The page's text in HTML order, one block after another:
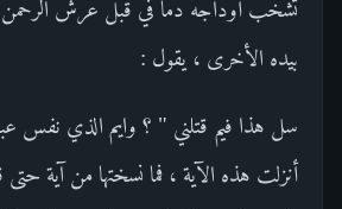
تشخب أوداجه دما في قبل عرش الرحمن ،
بيده الأخرى ، يقول :
سل هذا فيم قتلني " ؟ وايم الذي نفس
أنزلت هذه الآية ، فما نسختها من آية